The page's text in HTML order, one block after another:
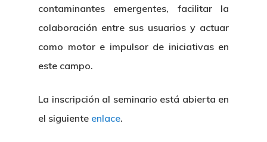
contaminantes emergentes, facilitar la
colaboración entre sus usuarios y actuar
como motor e impulsor de iniciativas en
este campo.
La inscripción al seminario está abierta en
el siguiente enlace.